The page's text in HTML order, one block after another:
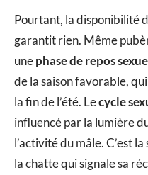
Pourtant, la disponibilité
garantit rien. Même
unephase de repos
de la saison favorable,
la fin de l’été. Lecycle
influencé par la lumière
l’activité du mâle. C’est
la chatte qui signale sa